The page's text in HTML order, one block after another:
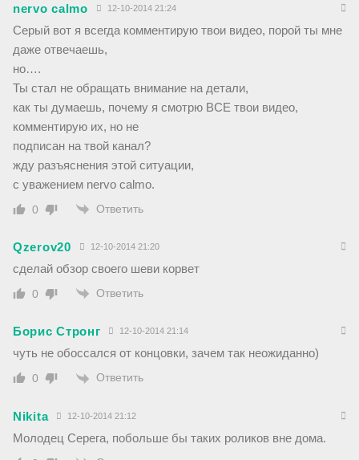
nervo calmo 12-10-2014 21:24
Серый вот я всегда комментирую твои видео, порой ты мне
даже отвечаешь,
но….
Ты стал не обращать внимание на детали,
как ты думаешь, почему я смотрю ВСЕ твои видео,
комментирую их, но не
подписан на твой канал?
жду разъяснения этой ситуации,
с уважением nervo calmo.
0 Ответить
Qzerov20 12-10-2014 21:20
сделай обзор своего шеви корвет
0 Ответить
Борис Стронг 12-10-2014 21:14
чуть не обоссался от концовки, зачем так неожиданно)
0 Ответить
Nikita 12-10-2014 21:12
Молодец Серега, побольше бы таких роликов вне дома.